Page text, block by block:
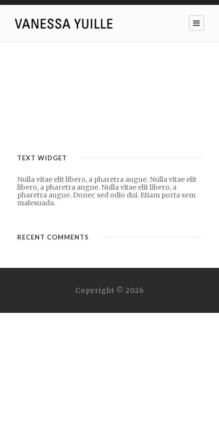
TEXT WIDGET
Nulla vitae elit libero, a pharetra augue. Nulla vitae elit
libero, a pharetra augue. Nulla vitae elit libero, a
pharetra augue. Donec sed odio dui. Etiam porta sem
malesuada.
RECENT COMMENTS
Copyright © 2026